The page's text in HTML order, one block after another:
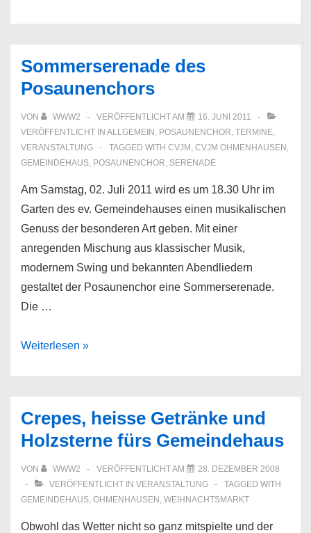
-
rückschnittaktion
gesucht!
Sommerserenade des
Posaunenchors
VON WWW2 VERÖFFENTLICHT AM
16. JUNI 2011
VERÖFFENTLICHT IN ALLGEMEIN , POSAUNENCHOR, TERMINE,
VERANSTALTUNG
TAGGED WITH CVJM , CVJM OHMENHAUSEN ,
GEMEINDEHAUS, POSAUNENCHOR, SERENADE
Am Samstag, 02. Juli 2011 wird es um 18.30 Uhr im
Garten des ev. Gemeindehauses einen musikalischen
Genuss der besonderen Art geben. Mit einer
anregenden Mischung aus klassischer Musik,
modernem Swing und bekannten Abendliedern
gestaltet der Posaunenchor eine Sommerserenade.
Die …
Sommerserenade
Weiterlesen »
Crepes, heisse Getränke und
Holzsterne fürs Gemeindehaus
VON WWW2 VERÖFFENTLICHT AM
28. DEZEMBER 2008
VERÖFFENTLICHT IN VERANSTALTUNG
TAGGED WITH
GEMEINDEHAUS, OHMENHAUSEN , WEIHNACHTSMARKT
Obwohl das Wetter nicht so ganz mitspielte und der